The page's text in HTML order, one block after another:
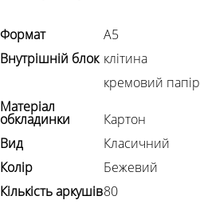
Формат
А5
Внутрішній блок клітина
кремовий папір
Матеріал
обкладинки
Картон
Вид
Класичний
Колір
Бежевий
Кількість аркушів80